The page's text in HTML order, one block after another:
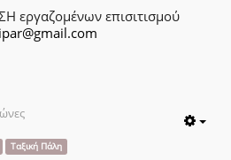
εργαζομένων επισιτισμού
Ταξική Πάλη